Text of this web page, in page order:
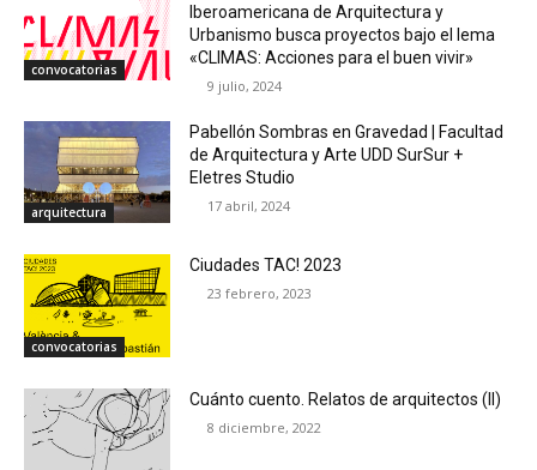
convocatorias
Iberoamericana de Arquitectura y
Urbanismo busca proyectos bajo el lema
«CLIMAS: Acciones para el buen vivir»
9 julio, 2024
arquitectura
Pabellón Sombras en Gravedad | Facultad
de Arquitectura y Arte UDD SurSur +
Eletres Studio
17 abril, 2024
convocatorias
Ciudades TAC! 2023
23 febrero, 2023
Cuánto cuento. Relatos de arquitectos (II)
8 diciembre, 2022